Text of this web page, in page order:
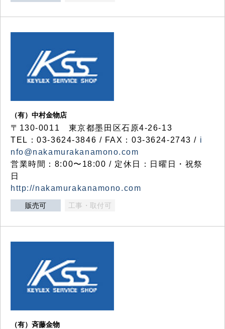
（有）中村金物店
〒130-0011 東京都墨田区石原4-26-13
TEL：03-3624-3846 / FAX：03-3624-2743 / i
nfo@nakamurakanamono.com
営業時間：8:00〜18:00 / 定休日：日曜日・祝祭
日
http://nakamurakanamono.com
販売可 工事・取付可
（有）斉藤金物